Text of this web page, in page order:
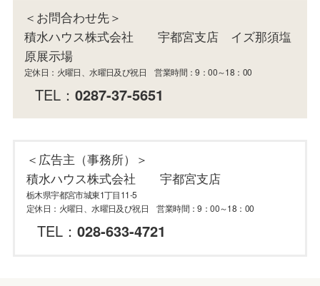
＜お問合わせ先＞
積水ハウス株式会社 宇都宮支店 イズ那須塩
原展示場
定休日：火曜日、水曜日及び祝日 営業時間：9：00～18：00
TEL：0287-37-5651
＜広告主（事務所）＞
積水ハウス株式会社 宇都宮支店
栃木県宇都宮市城東1丁目11-5
定休日：火曜日、水曜日及び祝日 営業時間：9：00～18：00
TEL： 028-633-4721